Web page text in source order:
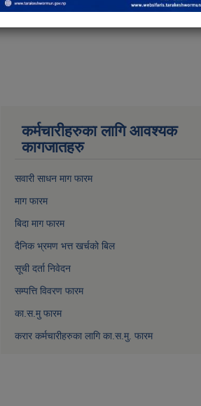
कर्मचारीहरुका लागि आवश्यक
कागजातहरु
सवारी साधन माग फारम
माग फारम
बिदा माग फारम
दैनिक भ्रमण भत्त खर्चको बिल
सूची दर्ता निवेदन
सम्पत्ति विवरण फारम
का.स.मु फारम
करार कर्मचारीहरुका लागि का.स.मु. फारम